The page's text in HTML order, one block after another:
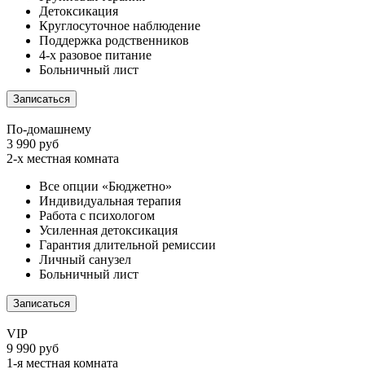
Детоксикация
Круглосуточное наблюдение
Поддержка родственников
4-х разовое питание
Больничный лист
Записаться
По-домашнему
3 990 руб
2-х местная комната
Все опции «Бюджетно»
Индивидуальная терапия
Работа с психологом
Усиленная детоксикация
Гарантия длительной ремиссии
Личный санузел
Больничный лист
Записаться
VIP
9 990 руб
1-я местная комната